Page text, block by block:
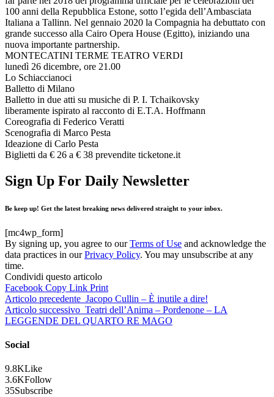
100 anni della Repubblica Estone, sotto l’egida dell’Ambasciata
Italiana a Tallinn. Nel gennaio 2020 la Compagnia ha debuttato con
grande successo alla Cairo Opera House (Egitto), iniziando una
nuova importante partnership.
MONTECATINI TERME TEATRO VERDI
lunedì 26 dicembre, ore 21.00
Lo Schiaccianoci
Balletto di Milano
Balletto in due atti su musiche di P. I. Tchaikovsky
liberamente ispirato al racconto di E.T.A. Hoffmann
Coreografia di Federico Veratti
Scenografia di Marco Pesta
Ideazione di Carlo Pesta
Biglietti da € 26 a € 38 prevendite ticketone.it
Sign Up For Daily Newsletter
Be keep up! Get the latest breaking news delivered straight to your inbox.
[mc4wp_form]
By signing up, you agree to ourTerms of Use and acknowledge the
data practices in ourPrivacy Policy. You may unsubscribe at any
time.
Condividi questo articolo
Facebook Copy Link Print
Articolo precedente Jacopo Cullin – È inutile a dire!
Articolo successivo Teatri dell’Anima – Pordenone – LA
LEGGENDE DEL QUARTO RE MAGO
Social
9.8KLike
3.6KFollow
35Subscribe